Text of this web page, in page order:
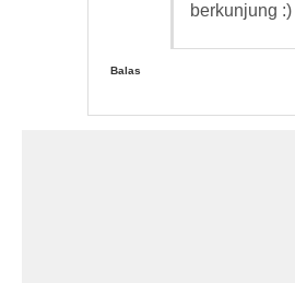
berkunjung :)
Balas